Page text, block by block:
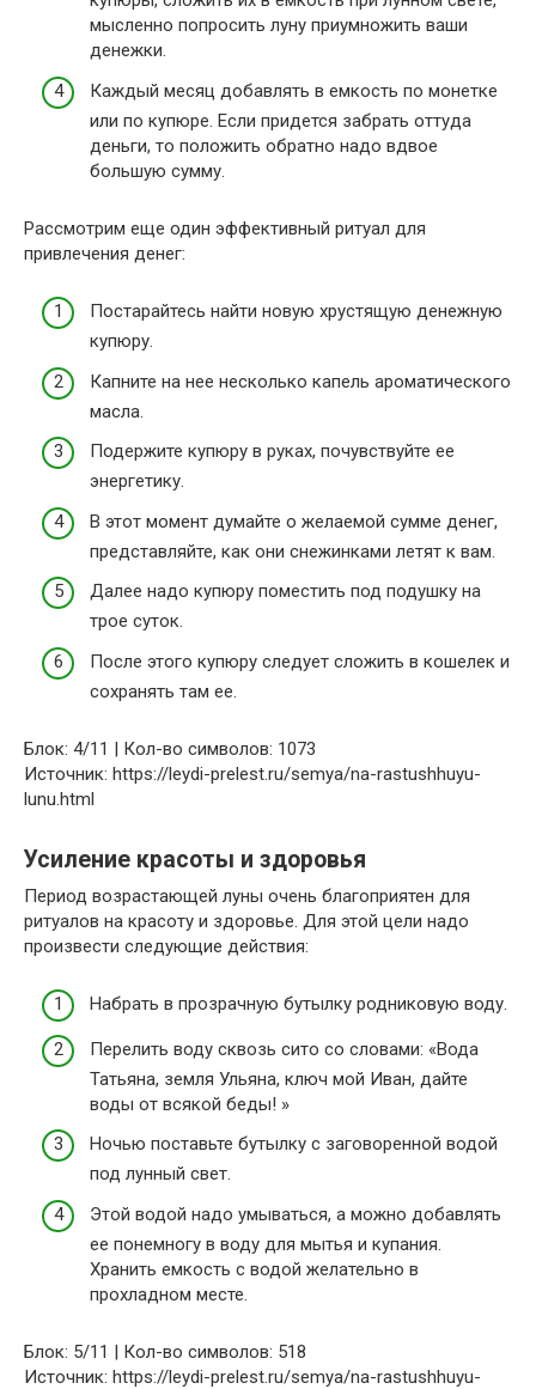
мысленно попросить луну приумножить ваши
денежки.
Каждый месяц добавлять в емкость по монетке
или по купюре. Если придется забрать оттуда
деньги, то положить обратно надо вдвое
большую сумму.
Рассмотрим еще один эффективный ритуал для
привлечения денег:
Постарайтесь найти новую хрустящую денежную
купюру.
Капните на нее несколько капель ароматического
масла.
Подержите купюру в руках, почувствуйте ее
энергетику.
В этот момент думайте о желаемой сумме денег,
представляйте, как они снежинками летят к вам.
Далее надо купюру поместить под подушку на
трое суток.
После этого купюру следует сложить в кошелек и
сохранять там ее.
Блок: 4/11 | Кол-во символов: 1073
Источник: https://leydi-prelest.ru/semya/na-rastushhuyu-
lunu.html
Усиление красоты и здоровья
Период возрастающей луны очень благоприятен для
ритуалов на красоту и здоровье. Для этой цели надо
произвести следующие действия:
Набрать в прозрачную бутылку родниковую воду.
Перелить воду сквозь сито со словами: «Вода
Татьяна, земля Ульяна, ключ мой Иван, дайте
воды от всякой беды! »
Ночью поставьте бутылку с заговоренной водой
под лунный свет.
Этой водой надо умываться, а можно добавлять
ее понемногу в воду для мытья и купания.
Хранить емкость с водой желательно в
прохладном месте.
Блок: 5/11 | Кол-во символов: 518
Источник: https://leydi-prelest.ru/semya/na-rastushhuyu-